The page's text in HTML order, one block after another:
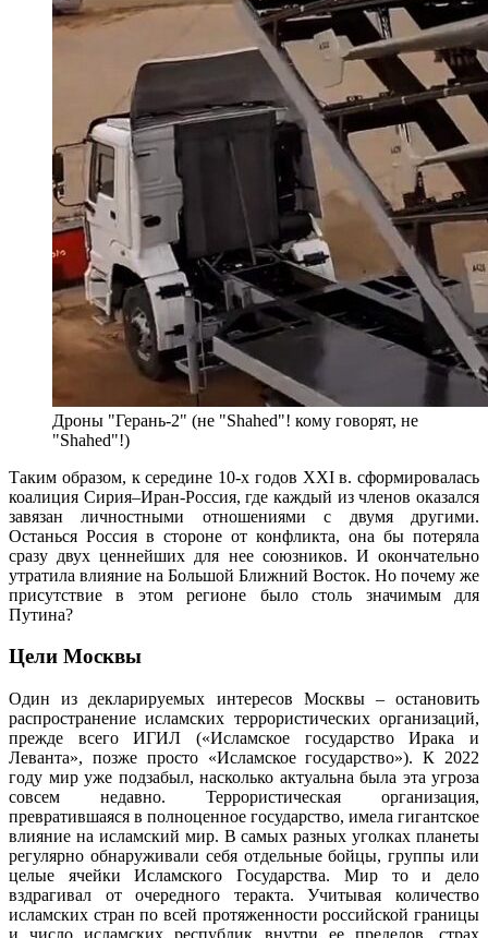
Дроны "Герань-2" (не "Shahed"! кому говорят, не
"Shahed"!)
Таким образом, к середине 10-х годов XXI в. сформировалась
коалиция Сирия–Иран-Россия, где каждый из членов оказался
завязан личностными отношениями с двумя другими.
Останься Россия в стороне от конфликта, она бы потеряла
сразу двух ценнейших для нее союзников. И окончательно
утратила влияние на Большой Ближний Восток. Но почему же
присутствие в этом регионе было столь значимым для
Путина?
Цели Москвы
Один из декларируемых интересов Москвы – остановить
распространение исламских террористических организаций,
прежде всего ИГИЛ («Исламское государство Ирака и
Леванта», позже просто «Исламское государство»). К 2022
году мир уже подзабыл, насколько актуальна была эта угроза
совсем недавно. Террористическая организация,
превратившаяся в полноценное государство, имела гигантское
влияние на исламский мир. В самых разных уголках планеты
регулярно обнаруживали себя отдельные бойцы, группы или
целые ячейки Исламского Государства. Мир то и дело
вздрагивал от очередного теракта. Учитывая количество
исламских стран по всей протяженности российской границы